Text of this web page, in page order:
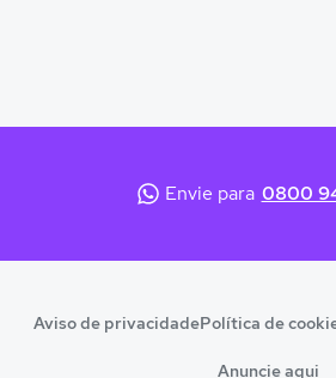
Envie para 0800
Aviso de privacidadePolítica de
Anuncie aqui